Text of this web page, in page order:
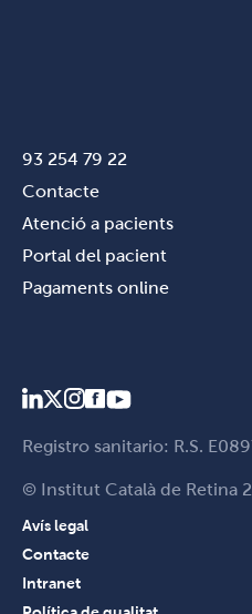
93 254 79 22
Contacte
Atenció a pacients
Portal del pacient
Pagaments online
Registro sanitario: R.S.
© Institut Català de Retina
Avís legal
Contacte
Intranet